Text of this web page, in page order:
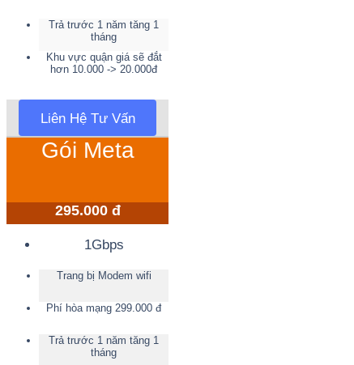
Trả trước 1 năm tăng 1
tháng
Khu vực quận giá sẽ đắt
hơn 10.000 -> 20.000đ
Liên Hệ Tư Vấn
Gói Meta
295.000 đ
1Gbps
Trang bị Modem wifi
Phí hòa mạng 299.000 đ
Trả trước 1 năm tăng 1
tháng